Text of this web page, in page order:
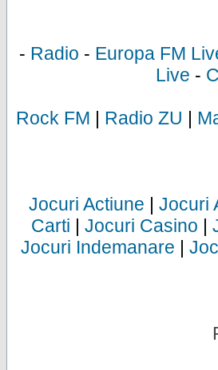
- Radio - Europa FM
Live -
Rock FM | Radio ZU |
Jocuri Actiune | Jocuri
Carti | Jocuri Casino |
Jocuri Indemanare |